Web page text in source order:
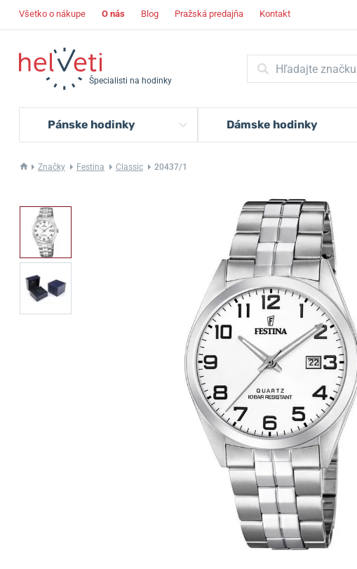
Všetko o nákupe O nás Blog Pražská predajňa Kontakt
Špecialisti na hodinky
Pánske hodinky Dámske hodinky
Značky Festina Classic 20437/1